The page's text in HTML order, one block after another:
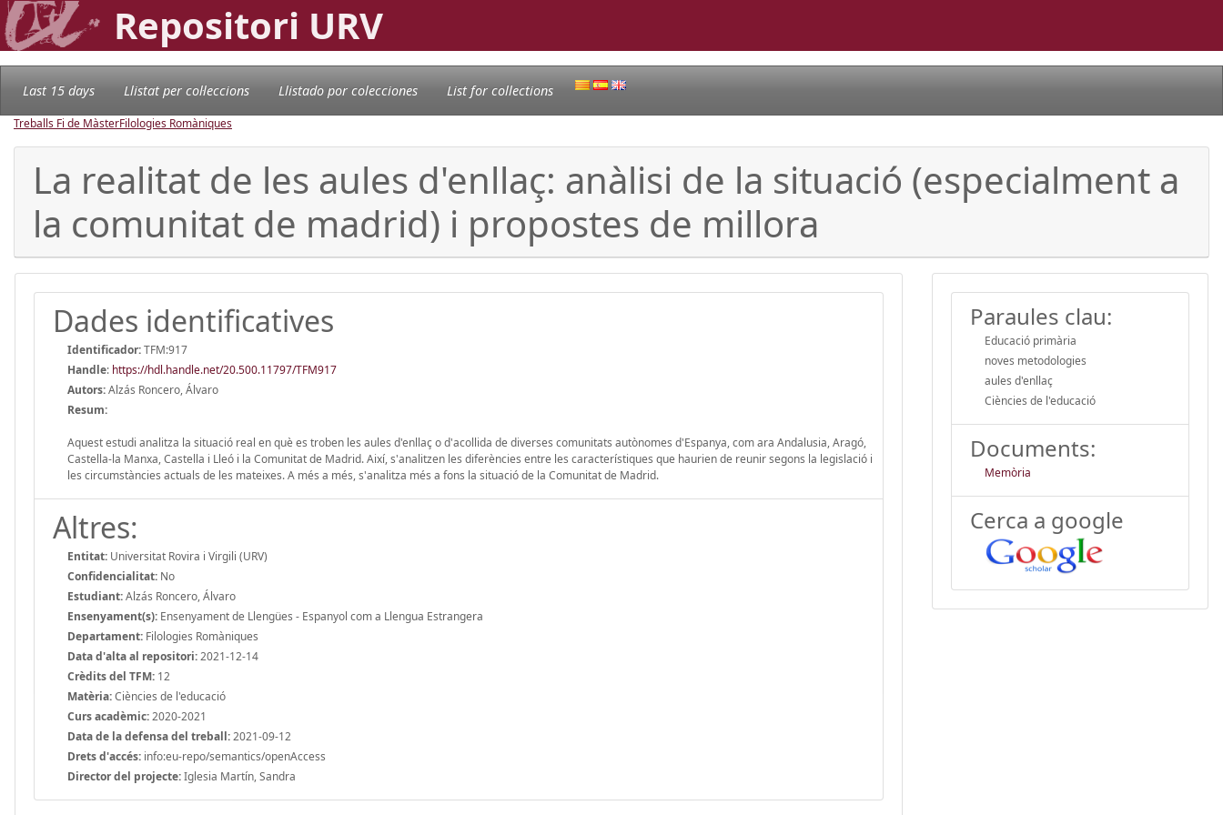
Repositori URV
Last 15 days Llistat per col·leccions Llistado por colecciones List for collections
Treballs Fi de MàsterFilologies Romàniques
La realitat de les aules d'enllaç: anàlisi de la situació (especialment a
la comunitat de madrid) i propostes de millora
Dades identificatives
Identificador:TFM:917
Handle: https://hdl.handle.net/20.500.11797/TFM917
Autors:Alzás Roncero, Álvaro
Resum:
Aquest estudi analitza la situació real en què es troben les aules d'enllaç o d'acollida de diverses comunitats autònomes d'Espanya, com ara Andalusia, Aragó,
Castella-la Manxa, Castella i Lleó i la Comunitat de Madrid. Així, s'analitzen les diferències entre les característiques que haurien de reunir segons la legislació i
les circumstàncies actuals de les mateixes. A més a més, s'analitza més a fons la situació de la Comunitat de Madrid.
Altres:
Entitat: Universitat Rovira i Virgili (URV)
Confidencialitat: No
Estudiant:Alzás Roncero, Álvaro
Ensenyament(s): Ensenyament de Llengües - Espanyol com a Llengua Estrangera
Departament: Filologies Romàniques
Data d'alta al repositori:2021-12-14
Crèdits del TFM: 12
Matèria:Ciències de l'educació
Curs acadèmic:2020-2021
Data de la defensa del treball:2021-09-12
Drets d'accés: info:eu-repo/semantics/openAccess
Director del projecte:Iglesia Martín, Sandra
Paraules clau:
Educació primària
noves metodologies
aules d'enllaç
Ciències de l'educació
Documents:
Memòria
Cerca a google